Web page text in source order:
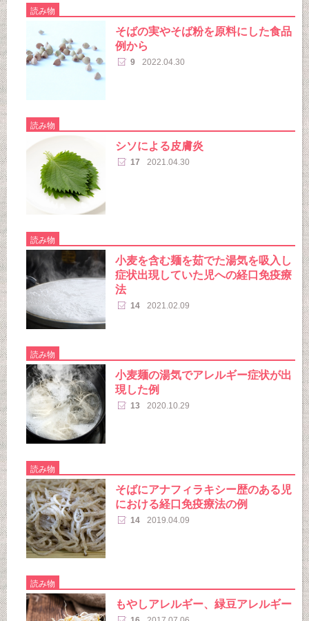
読み物
そばの実やそば粉を原料にした食品
例から
9 2022.04.30
読み物
シソによる皮膚炎
17 2021.04.30
読み物
小麦を含む麺を茹でた湯気を吸入し
症状出現していた児への経口免疫療
法
14 2021.02.09
読み物
小麦麺の湯気でアレルギー症状が出
現した例
13 2020.10.29
読み物
そばにアナフィラキシー歴のある児
における経口免疫療法の例
14 2019.04.09
読み物
もやしアレルギー、緑豆アレルギー